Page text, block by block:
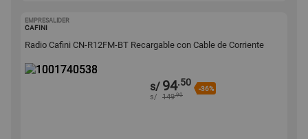
EMPRESALIDER
CAFINI
Radio Cafini CN-R12FM-BT Recargable con Cable de Corriente
s/ 94.50
-36%
s/ 149.90